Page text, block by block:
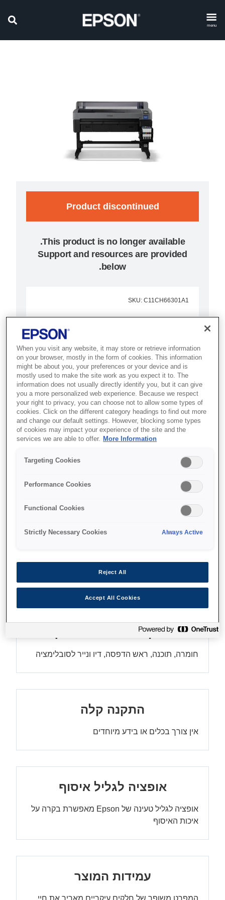
menu
Product discontinued
Support and resources are provided
below.
SKU: C11CH66301A1
(nK)
הפקה איכותית של מוצרי טקסטיל
מודפסים ופריטי קידום מכירות
באמצעות מדפסת סובלימציה עם
תחזוקה נמוכה
מתוכננת במלואה על-ידי Epson
מאפיינים
פתרון מושלם של Epson
חומרה, תוכנה, ראש הדפסה, דיו ונייר לסובלימציה
התקנה קלה
אין צורך בכלים או בידע מיוחדים
אופציה לגליל איסוף
אופציה לגליל טעינה של Epson מאפשרת בקרה על
איכות האיסוף
עמידות המוצר
המפרט משופר של חלקים עיקריים מאריך את חיי
When you visit any website, it may store or retrieve information
on your browser, mostly in the form of cookies. This information
might be about you, your preferences or your device and is
mostly used to make the site work as you expect it to. The
information does not usually directly identify you, but it can give
you a more personalized web experience. Because we respect
your right to privacy, you can choose not to allow some types of
cookies. Click on the different category headings to find out more
and change our default settings. However, blocking some types
of cookies may impact your experience of the site and the
services we are able to offer. More Information
Targeting Cookies
Performance Cookies
Functional Cookies
Strictly Necessary Cookies Always Active
Reject All
Accept All Cookies